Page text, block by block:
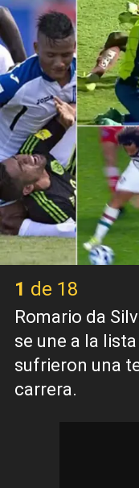
1 de 18
Romario da
se une a la
sufrieron una
carrera.